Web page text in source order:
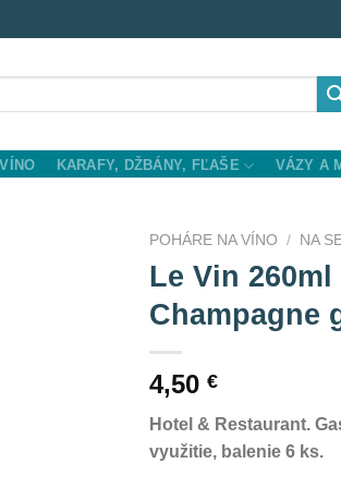
KARAFY, DŽBÁNY, FĽAŠE VÁZY A
POHÁRE NA VÍNO / NA
Le Vin
Champagne
4,50€
Hotel & Restaurant.
využitie, balenie 6 ks.